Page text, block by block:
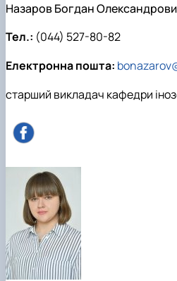
Назаров Богдан
Тел.: (044) 527-80-82
Електронна пошта:
старший викладач кафедри